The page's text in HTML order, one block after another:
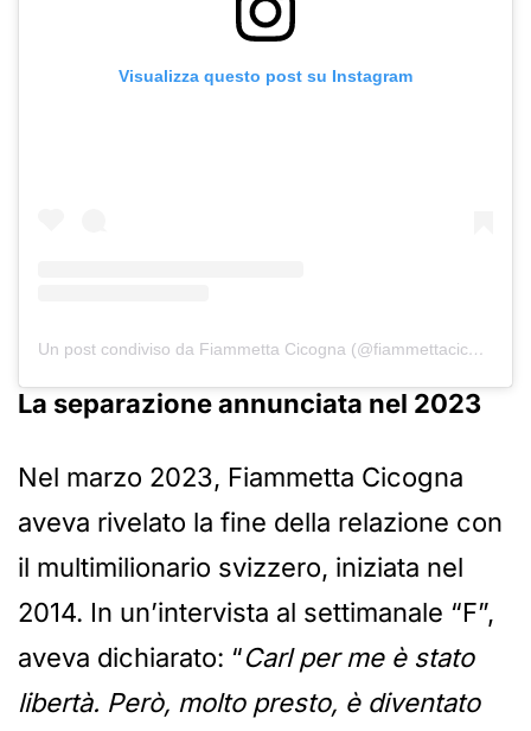
Visualizza questo post su Instagram
Un post condiviso da Fiammetta Cicogna (@fiammettacicogna)
La separazione annunciata nel 2023
Nel marzo 2023, Fiammetta Cicogna
aveva rivelato la fine della relazione con
il multimilionario svizzero, iniziata nel
2014. In un’intervista al settimanale “F”,
aveva dichiarato: “Carl per me è stato
libertà. Però, molto presto, è diventato